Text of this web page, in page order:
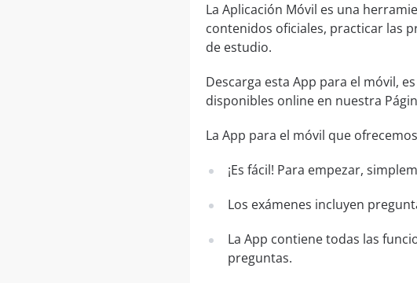
La Aplicación Móvil es una
contenidos oficiales, practicar las
de estudio.
Descarga esta App para el móvil,
disponibles online en nuestra
La App para el móvil que
¡Es fácil! Para empezar,
Los exámenes incluyen
La App contiene todas las
preguntas.